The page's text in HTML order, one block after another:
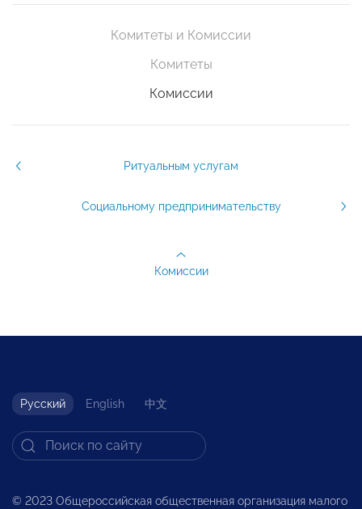
Комитеты и Комиссии
Комитеты
Комиссии
Ритуальным услугам
Социальному предпринимательству
Комиссии
Русский English 中文
© 2023 Общероссийская общественная организация малого